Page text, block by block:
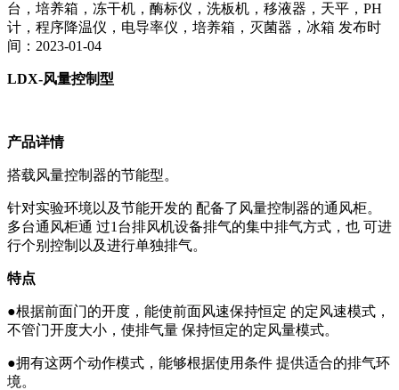
台，培养箱，冻干机，酶标仪，洗板机，移液器，天平，PH
计，程序降温仪，电导率仪，培养箱，灭菌器，冰箱 发布时
间：2023-01-04
LDX-风量控制型
产品详情
搭载风量控制器的节能型。
针对实验环境以及节能开发的 配备了风量控制器的通风柜。
多台通风柜通 过1台排风机设备排气的集中排气方式，也 可进
行个别控制以及进行单独排气。
特点
●根据前面门的开度，能使前面风速保持恒定 的定风速模式，
不管门开度大小，使排气量 保持恒定的定风量模式。
●拥有这两个动作模式，能够根据使用条件 提供适合的排气环
境。